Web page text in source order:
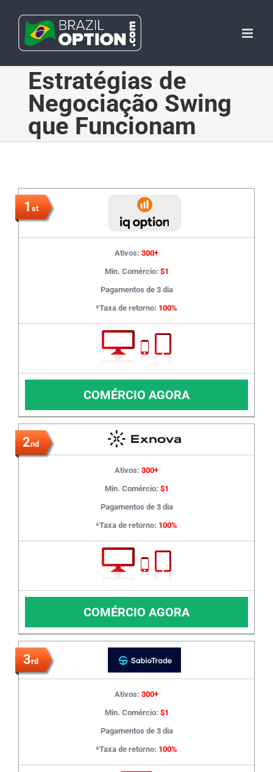
content
Estratégias de
Negociação Swing
que Funcionam
1st
Ativos: 300+
Min. Comércio: $1
Pagamentos de 3 dia
*Taxa de retorno: 100%
COMÉRCIO AGORA
2nd
Ativos: 300+
Min. Comércio: $1
Pagamentos de 3 dia
*Taxa de retorno: 100%
COMÉRCIO AGORA
3rd
Ativos: 300+
Min. Comércio: $1
Pagamentos de 3 dia
*Taxa de retorno: 100%